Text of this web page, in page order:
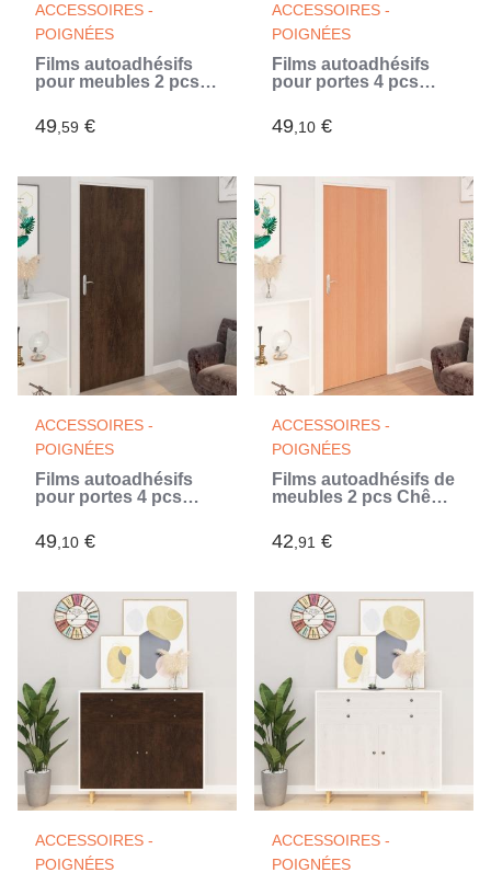
ACCESSOIRES -
POIGNÉES
Films autoadhésifs
pour meubles 2 pcs
PVC
49,59 €
ACCESSOIRES -
POIGNÉES
Films autoadhésifs
pour portes 4 pcs
cm PVC
49,10 €
ACCESSOIRES -
POIGNÉES
Films autoadhésifs
pour portes 4 pcs
cm PVC
49,10 €
ACCESSOIRES -
POIGNÉES
Films autoadhésifs de
meubles 2 pcs Chêne
PVC (Beige)
42,91 €
ACCESSOIRES -
POIGNÉES
ACCESSOIRES -
POIGNÉES